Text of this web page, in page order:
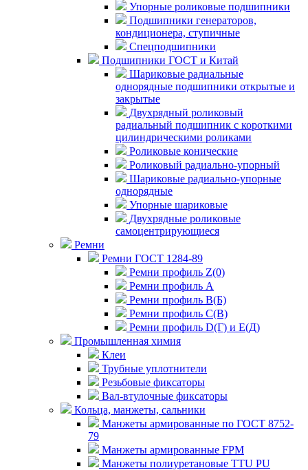
Упорные роликовые подшипники
Подшипники генераторов,
кондиционера, ступичные
Спецподшипники
Подшипники ГОСТ и Китай
Шариковые радиальные
однорядные подшипники открытые и
закрытые
Двухрядный роликовый
радиальный подшипник с короткими
цилиндрическими роликами
Роликовые конические
Роликовый радиально-упорный
Шариковые радиально-упорные
однорядные
Упорные шариковые
Двухрядные роликовые
самоцентрирующиеся
Ремни
Ремни ГОСТ 1284-89
Ремни профиль Z(0)
Ремни профиль А
Ремни профиль В(Б)
Ремни профиль С(В)
Ремни профиль D(Г) и E(Д)
Промышленная химия
Клеи
Трубные уплотнители
Резьбовые фиксаторы
Вал-втулочные фиксаторы
Кольца, манжеты, сальники
Манжеты армированные по ГОСТ 8752-
79
Манжеты армированные FPM
Манжеты полиуретановые TTU PU